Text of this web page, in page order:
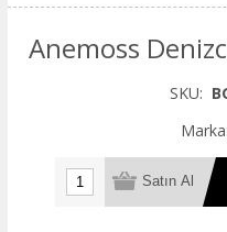
Anemoss
SKU:
Marka: